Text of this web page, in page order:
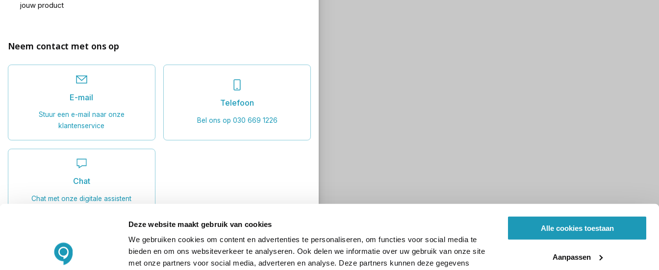
Deze website maakt gebruik van cookies
We gebruiken cookies om content en advertenties te personaliseren, om functies voor social media te
bieden en om ons websiteverkeer te analyseren. Ook delen we informatie over uw gebruik van onze site
met onze partners voor social media, adverteren en analyse. Deze partners kunnen deze gegevens
Alle cookies toestaan
Aanpassen
jouw product
Neem contact met ons op
E-mail
Stuur een e-mail naar onze
klantenservice
Telefoon
Bel ons op 030 669 1226
Chat
Chat met onze digitale assistent